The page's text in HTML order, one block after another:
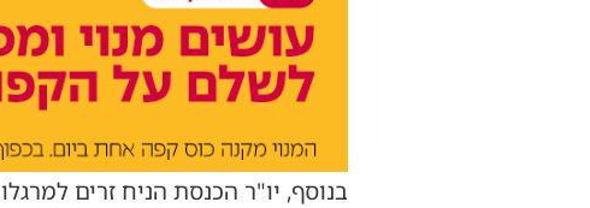
בנוסף, יו"ר הכנסת הניח זרים